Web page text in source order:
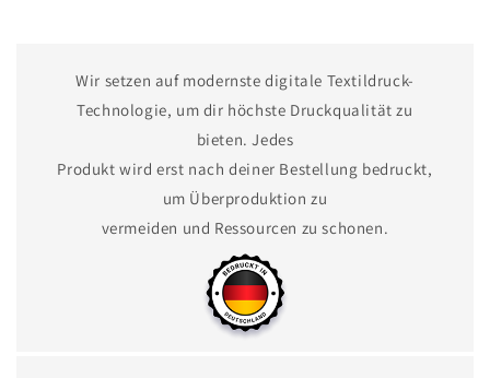
Wir setzen auf modernste digitale Textildruck-
Technologie, um dir höchste Druckqualität zu
bieten. Jedes
Produkt wird erst nach deiner Bestellung bedruckt,
um Überproduktion zu
vermeiden und Ressourcen zu schonen.